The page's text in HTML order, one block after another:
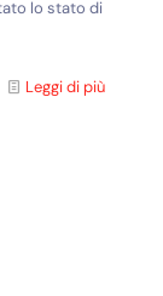
lo stato di
Leggi di più